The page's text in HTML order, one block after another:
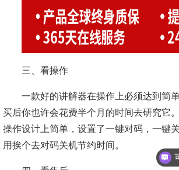
三、看操作
一款好的讲解器在操作上必须达到简
买后你也许会花费半个月的时间去研究它
操作设计上简单，设置了一键对码，一键
用挨个去对码关机节约时间。